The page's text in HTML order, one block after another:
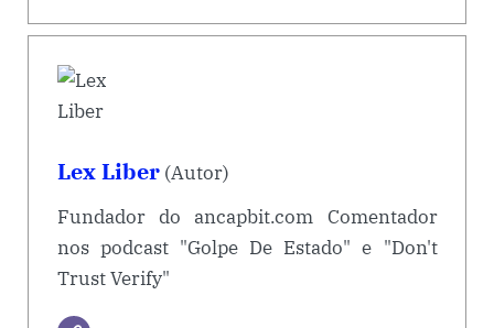
Lex Liber(Autor)
Fundador do ancapbit.com Comentador
nos podcast "Golpe De Estado" e "Don't
Trust Verify"